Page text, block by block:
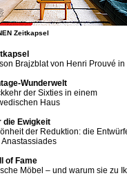
Zeitkapsel
Brajzblat von Henri Prouvé in
Wunderwelt
der Sixties in einem
Haus
Ewigkeit
der Reduktion: die
Anastassiades
of Fame
Möbel – und warum sie zu